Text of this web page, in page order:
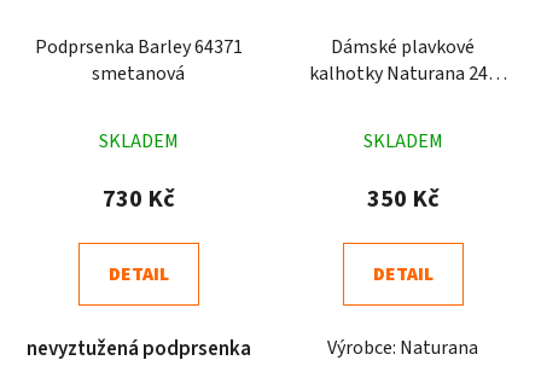
Podprsenka Barley 64371
smetanová
hodnocení
produktu
4,6
z
hvězdiček.
SKLADEM
730 Kč
DETAIL
nevyztužená podprsenka
Dámské plavkové
kalhotky Naturana 244
hodnocení
produktu
5,0
z
hvězdiček.
SKLADEM
350 Kč
DETAIL
Výrobce: Naturana